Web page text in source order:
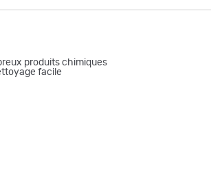
produits chimiques
facile